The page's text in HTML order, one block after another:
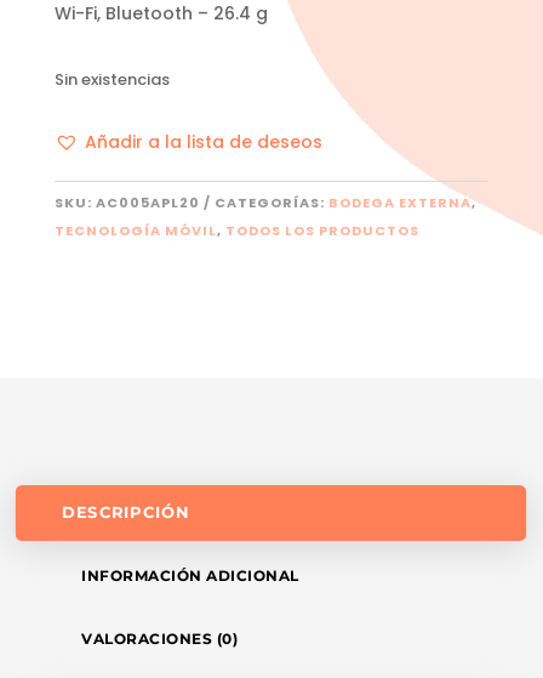
Wi-Fi, Bluetooth – 26.4 g
Sin existencias
Añadir a la lista de deseos
SKU: AC005APL20 CATEGORÍAS: BODEGA EXTERNA,
TECNOLOGÍA MÓVIL, TODOS LOS PRODUCTOS
DESCRIPCIÓN
INFORMACIÓN ADICIONAL
VALORACIONES (0)